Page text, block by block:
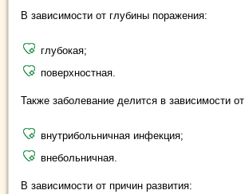
В зависимости от глубины поражения:
глубокая;
поверхностная.
Также заболевание делится в зависимости
внутрибольничная инфекция;
внебольничная.
В зависимости от причин развития: